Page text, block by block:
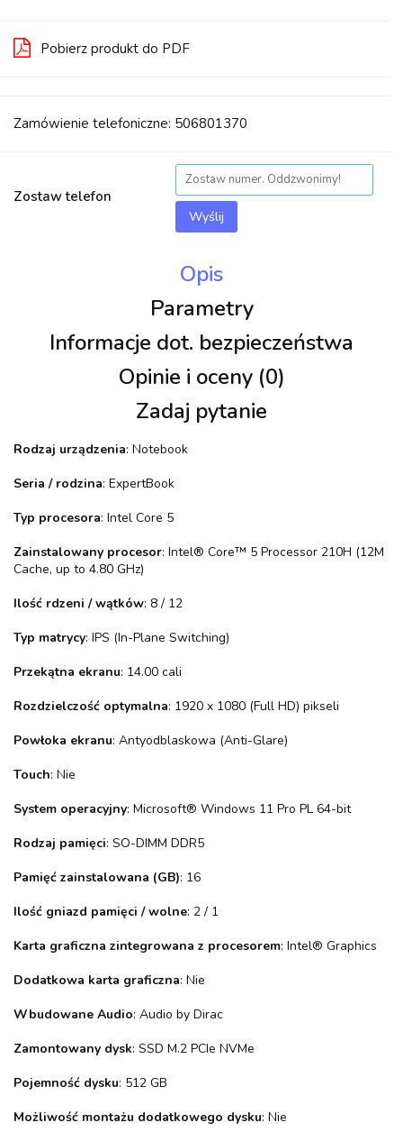
Pobierz produkt do PDF
Zamówienie telefoniczne: 506801370
Zostaw telefon
Wyślij
Opis
Parametry
Informacje dot. bezpieczeństwa
Opinie i oceny (0)
Zadaj pytanie
Rodzaj urządzenia: Notebook
Seria / rodzina: ExpertBook
Typ procesora: Intel Core 5
Zainstalowany procesor: Intel® Core™ 5 Processor 210H (12M
Cache, up to 4.80 GHz)
Ilość rdzeni / wątków: 8 / 12
Typ matrycy: IPS (In-Plane Switching)
Przekątna ekranu: 14.00 cali
Rozdzielczość optymalna: 1920 x 1080 (Full HD) pikseli
Powłoka ekranu: Antyodblaskowa (Anti-Glare)
Touch: Nie
System operacyjny: Microsoft® Windows 11 Pro PL 64-bit
Rodzaj pamięci: SO-DIMM DDR5
Pamięć zainstalowana (GB): 16
Ilość gniazd pamięci / wolne: 2 / 1
Karta graficzna zintegrowana z procesorem: Intel® Graphics
Dodatkowa karta graficzna: Nie
Wbudowane Audio: Audio by Dirac
Zamontowany dysk: SSD M.2 PCIe NVMe
Pojemność dysku: 512 GB
Możliwość montażu dodatkowego dysku: Nie